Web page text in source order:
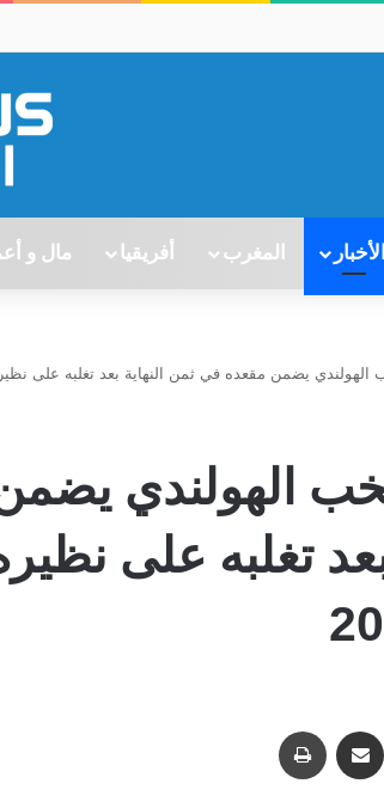
الأخبار المغرب أفريقيا مال و
يضمن مقعده في ثمن النهاية بعد تغلبه على نظيره النمساوي
الهولندي